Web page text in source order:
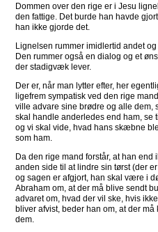
Dommen over den rige er i Jesu
den fattige. Det burde han havde
han ikke gjorde det.
Lignelsen rummer imidlertid andet
Den rummer også en dialog og et
der stadigvæk lever.
Der er, når man lytter efter, her
ligefrem sympatisk ved den rige
ville advare sine brødre og alle dem,
skal handle anderledes end ham, se
og vi skal vide, hvad hans skæbne
som ham.
Da den rige mand forstår, at han end
anden side til at lindre sin tørst (der
og sagen er afgjort, han skal være i
Abraham om, at der må blive sendt
advaret om, hvad der vil ske, hvis
bliver afvist, beder han om, at der
dem.